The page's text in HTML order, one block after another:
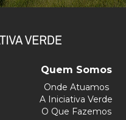
Quem Somos
Onde Atuamos
A Iniciativa Verde
O Que Fazemos